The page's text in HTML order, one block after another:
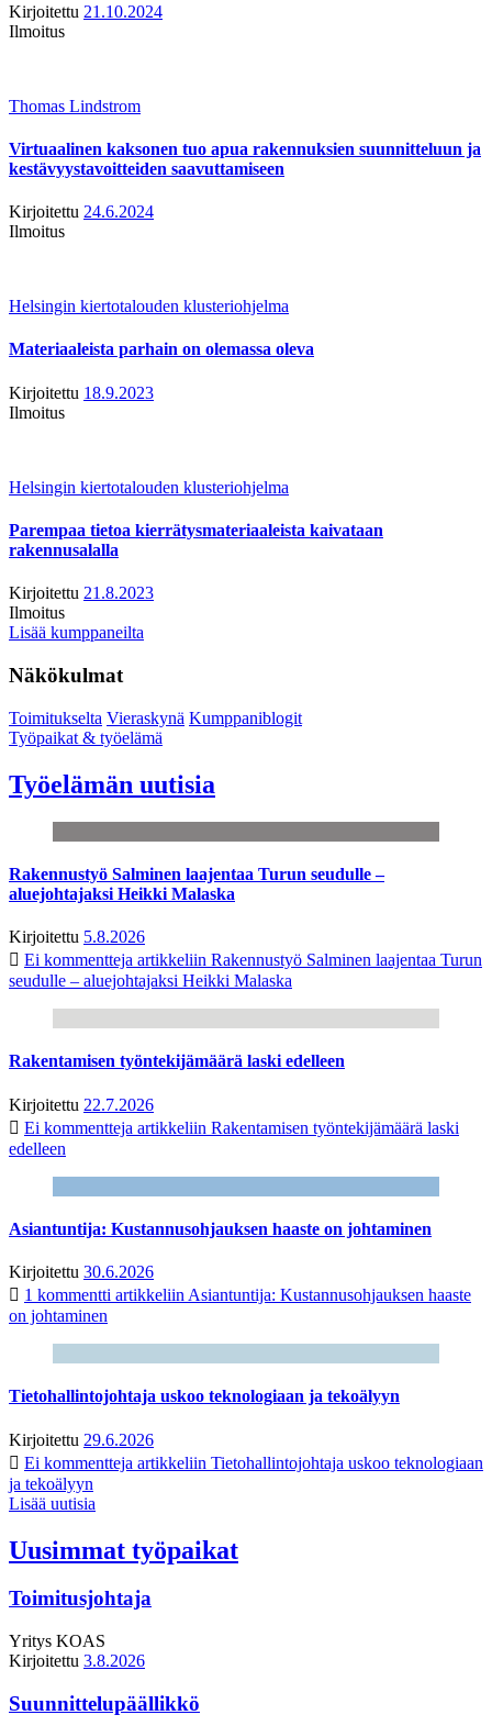
Kirjoitettu 21.10.2024
Ilmoitus
Thomas Lindstrom
Virtuaalinen kaksonen tuo apua rakennuksien suunnitteluun ja
kestävyystavoitteiden saavuttamiseen
Kirjoitettu 24.6.2024
Ilmoitus
Helsingin kiertotalouden klusteriohjelma
Materiaaleista parhain on olemassa oleva
Kirjoitettu 18.9.2023
Ilmoitus
Helsingin kiertotalouden klusteriohjelma
Parempaa tietoa kierrätysmateriaaleista kaivataan
rakennusalalla
Kirjoitettu 21.8.2023
Ilmoitus
Lisää kumppaneilta
Näkökulmat
Toimitukselta Vieraskynä Kumppaniblogit
Työpaikat & työelämä
Työelämän uutisia
Rakennustyö Salminen laajentaa Turun seudulle –
aluejohtajaksi Heikki Malaska
Kirjoitettu 5.8.2026
Ei kommentteja artikkeliin Rakennustyö Salminen laajentaa Turun
seudulle – aluejohtajaksi Heikki Malaska
Rakentamisen työntekijämäärä laski edelleen
Kirjoitettu 22.7.2026
Ei kommentteja artikkeliin Rakentamisen työntekijämäärä laski
edelleen
Asiantuntija: Kustannusohjauksen haaste on johtaminen
Kirjoitettu 30.6.2026
1 kommentti artikkeliin Asiantuntija: Kustannusohjauksen haaste
on johtaminen
Tietohallintojohtaja uskoo teknologiaan ja tekoälyyn
Kirjoitettu 29.6.2026
Ei kommentteja artikkeliin Tietohallintojohtaja uskoo teknologiaan
ja tekoälyyn
Lisää uutisia
Uusimmat työpaikat
Toimitusjohtaja
Yritys KOAS
Kirjoitettu 3.8.2026
Suunnittelupäällikkö